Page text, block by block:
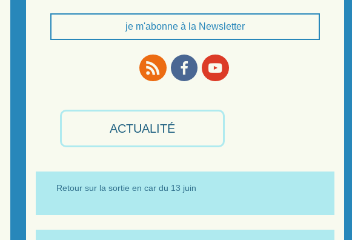
je m'abonne à la Newsletter
ACTUALITÉ
Retour sur la sortie en car du 13 juin